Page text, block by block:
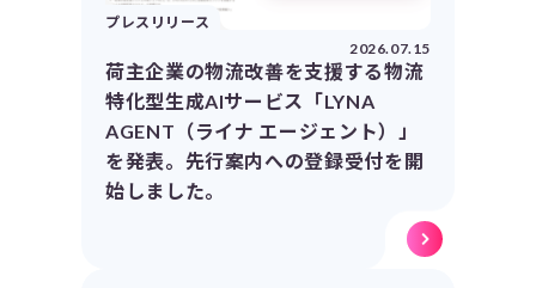
プレスリリース
2026.07.15
荷主企業の物流改善を支援する物流
特化型生成AIサービス「LYNA
AGENT（ライナ エージェント）」
を発表。先行案内への登録受付を開
始しました。